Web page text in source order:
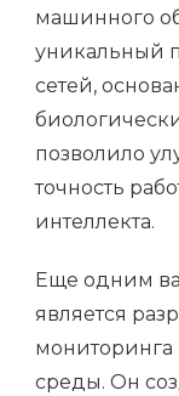
машинного
уникальный
сетей,
позволило
точность
интеллекта.
Еще одним
является
среды. Он